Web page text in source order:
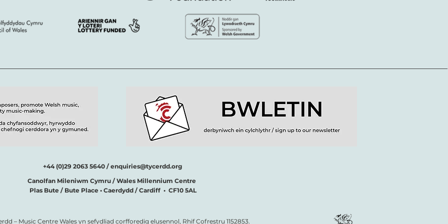
+44 (0)29 2063 5640 / enquiries@tycerdd.org
Canolfan Mileniwm Cymru / Wales Millennium Centre
Plas Bute / Bute Place • Caerdydd / Cardiff • CF10 5AL
– Music Centre Wales yn sefydliad corfforedig elusennol, Rhif Cofrestru 1152853.